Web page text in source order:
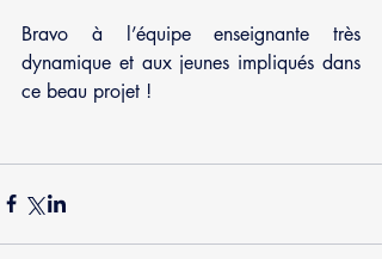
Bravo à l’équipe enseignante très
dynamique et aux jeunes impliqués dans
ce beau projet !